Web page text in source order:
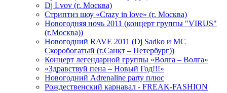
Dj Lvov (г. Москва)
Стриптиз шоу «Crazy in love» (г. Москва)
Новогодняя ночь 2011 (концерт группы "VIRUS"
(г.Москва))
Новогодний RAVE 2011 (Dj Sadko и MC
Скоробогатый (г.Санкт – Петербург))
Концерт легендарной группы «Волга – Волга»
«Здравствуй пена – Новый Год!!!»
Новогодний Adrenaline party плюс
Рождественский карнавал - FREAK-FASHION